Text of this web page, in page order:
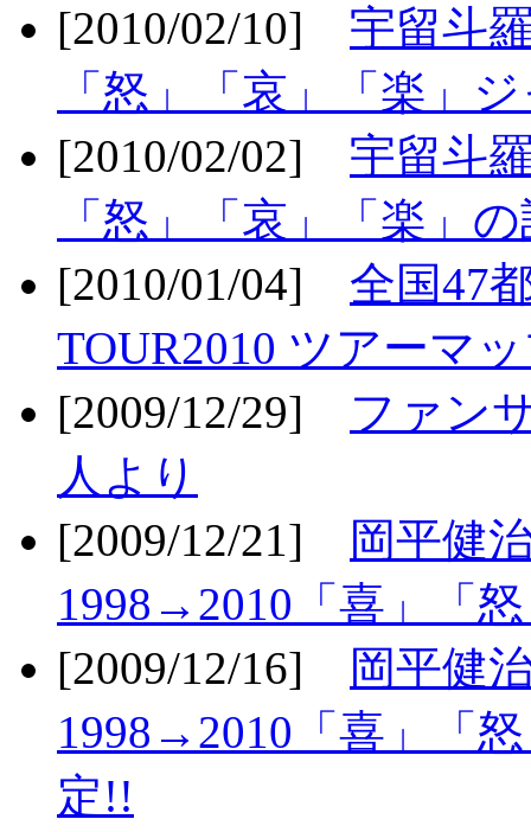
[2010/02/10] 宇留斗
「怒」「哀」「楽」
[2010/02/02] 宇留斗
「怒」「哀」「楽」
[2010/01/04] 全国47
TOUR2010 ツアーマ
[2009/12/29] ファン
人より
[2009/12/21]
岡平健
1998→2010「喜」「
[2009/12/16]
岡平健
1998→2010「喜」「
定!!